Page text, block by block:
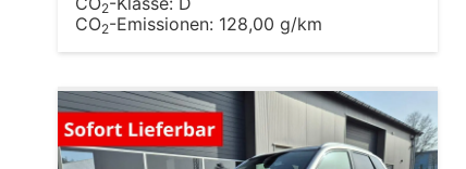
2
CO2-Emissionen: 128,00 g/km